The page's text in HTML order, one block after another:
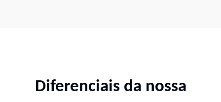
Diferenciais da nossa